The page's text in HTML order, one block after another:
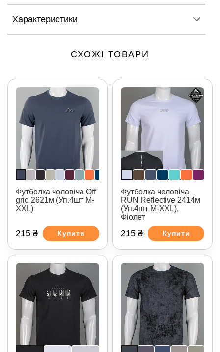
Характеристики
СХОЖІ ТОВАРИ
Футболка чоловіча Off
grid 2621м (Уп.4шт M-
XXL)
215 ₴ Купити
Футболка чоловіча
RUN Reflective 2414м
(Уп.4шт M-XXL),
Фіолет
215 ₴ Купити